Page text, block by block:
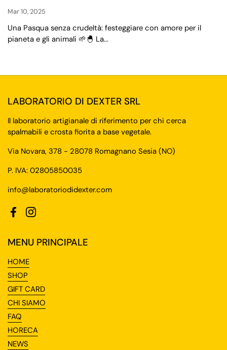
Mar 10, 2025
Una Pasqua senza crudeltà: festeggiare con amore per il
pianeta e gli animali 🌱🐣 La...
LABORATORIO DI DEXTER SRL
Il laboratorio artigianale di riferimento per chi cerca
spalmabili e crosta fiorita a base vegetale.
Via Novara, 378 - 28078 Romagnano Sesia (NO)
P. IVA: 02805850035
info@laboratoriodidexter.com
FacebookInstagram
MENU PRINCIPALE
HOME
SHOP
GIFT CARD
CHI SIAMO
FAQ
HORECA
NEWS